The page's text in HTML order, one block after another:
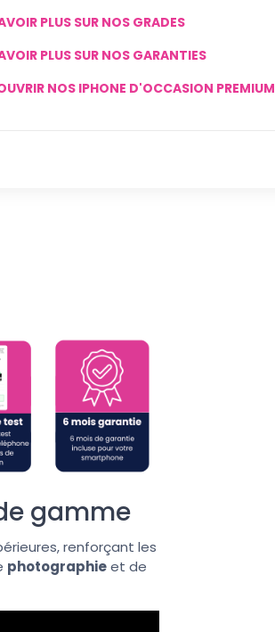
PLUS SUR NOS GRADES
PLUS SUR NOS GARANTIES
NOS IPHONE D'OCCASION PREMIUM
gamme
renforçant les
photographieet de